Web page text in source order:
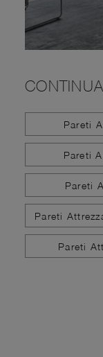
Pareti
Pareti
Pareti
Pareti
Pareti